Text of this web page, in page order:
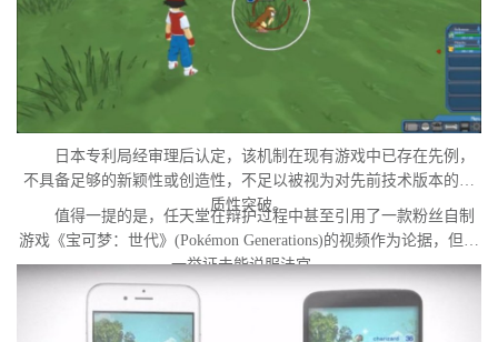
日本专利局经审理后认定，该机制在现有游戏中已存在先例，
不具备足够的新颖性或创造性，不足以被视为对先前技术版本的实
质性突破。
值得一提的是，任天堂在辩护过程中甚至引用了一款粉丝自制
游戏《宝可梦：世代》(Pokémon Generations)的视频作为论据，但这
一举证未能说服法官。